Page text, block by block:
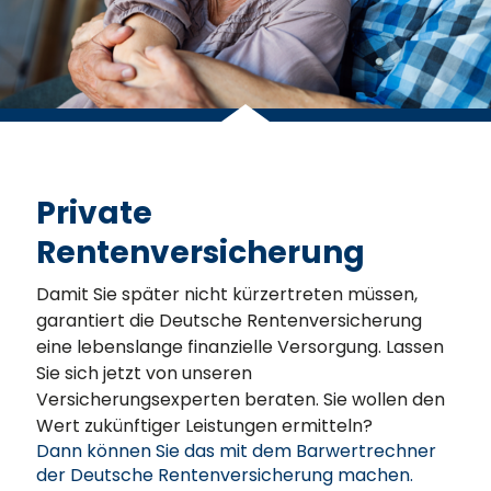
Private
Rentenversicherung
Damit Sie später nicht kürzertreten müssen,
garantiert die Deutsche Rentenversicherung
eine lebenslange finanzielle Versorgung. Lassen
Sie sich jetzt von unseren
Versicherungsexperten beraten. Sie wollen den
Wert zukünftiger Leistungen ermitteln?
Dann können Sie das mit dem Barwertrechner
der Deutsche Rentenversicherung machen.